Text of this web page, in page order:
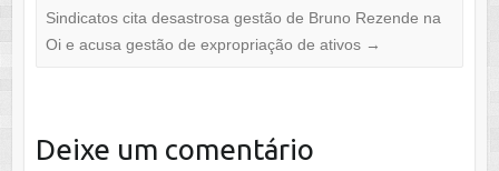
Sindicatos cita desastrosa gestão de Bruno Rezende na
Oi e acusa gestão de expropriação de ativos →
Deixe um comentário